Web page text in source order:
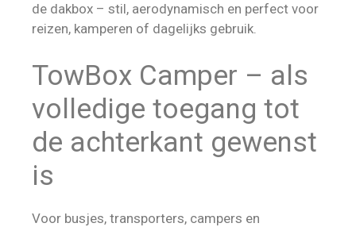
de dakbox – stil, aerodynamisch en perfect voor
reizen, kamperen of dagelijks gebruik.
TowBox Camper – als
volledige toegang tot
de achterkant gewenst
is
Voor busjes, transporters, campers en